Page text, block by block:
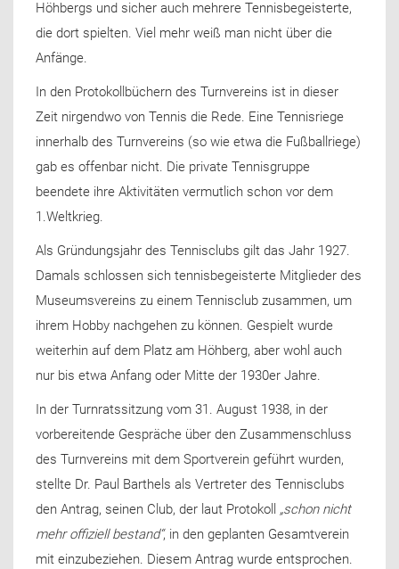
Höhbergs und sicher auch mehrere Tennisbegeisterte,
die dort spielten. Viel mehr weiß man nicht über die
Anfänge.
In den Protokollbüchern des Turnvereins ist in dieser
Zeit nirgendwo von Tennis die Rede. Eine Tennisriege
innerhalb des Turnvereins (so wie etwa die Fußballriege)
gab es offenbar nicht. Die private Tennisgruppe
beendete ihre Aktivitäten vermutlich schon vor dem
1.Weltkrieg.
Als Gründungsjahr des Tennisclubs gilt das Jahr 1927.
Damals schlossen sich tennisbegeisterte Mitglieder des
Museumsvereins zu einem Tennisclub zusammen, um
ihrem Hobby nachgehen zu können. Gespielt wurde
weiterhin auf dem Platz am Höhberg, aber wohl auch
nur bis etwa Anfang oder Mitte der 1930er Jahre.
In der Turnratssitzung vom 31. August 1938, in der
vorbereitende Gespräche über den Zusammenschluss
des Turnvereins mit dem Sportverein geführt wurden,
stellte Dr. Paul Barthels als Vertreter des Tennisclubs
den Antrag, seinen Club, der laut Protokoll „schon nicht
mehr offiziell bestand“, in den geplanten Gesamtverein
mit einzubeziehen. Diesem Antrag wurde entsprochen.